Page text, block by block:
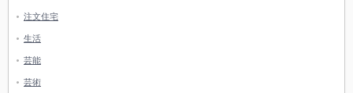
注文住宅
生活
芸能
芸術